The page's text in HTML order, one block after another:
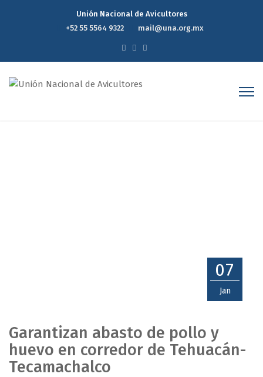
Unión Nacional de Avicultores
+52 55 5564 9322
mail@una.org.mx
07
Jan
Garantizan abasto de pollo y
huevo en corredor de Tehuacán-
Tecamachalco